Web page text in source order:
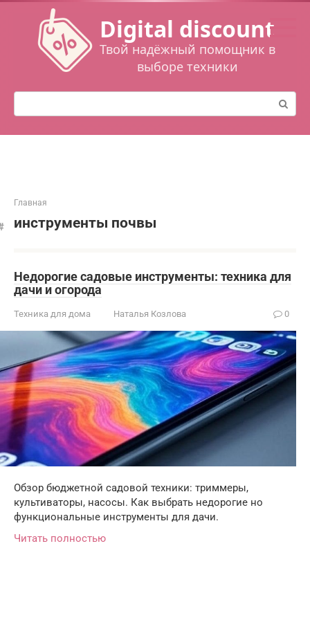
Перейти
контенту
Digital discount
Твой надёжный помощник в
выборе техники
Поиск:
Главная
инструменты почвы
Недорогие садовые инструменты: техника для
дачи и огорода
Техника для дома Наталья Козлова 0
Обзор бюджетной садовой техники: триммеры,
культиваторы, насосы. Как выбрать недорогие но
функциональные инструменты для дачи.
Читать полностью